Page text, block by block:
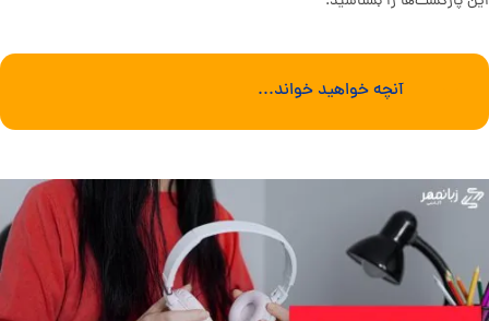
آنچه خواهید خواند...